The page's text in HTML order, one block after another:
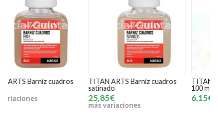
TITAN ARTS Barniz cuadros
25,85€
TITAN ARTS Barniz retoque
100 ml
6,15€